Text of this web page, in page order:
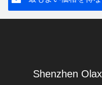
Shenzhen